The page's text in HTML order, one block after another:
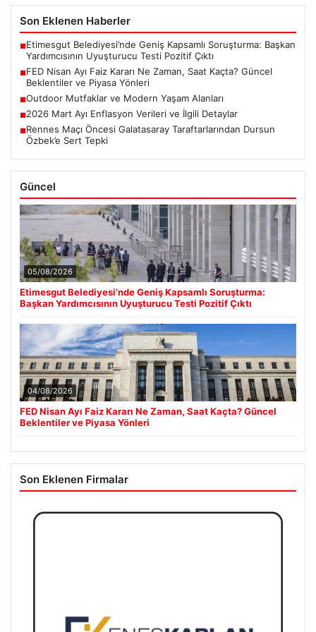
Son Eklenen Haberler
■Etimesgut Belediyesi’nde Geniş Kapsamlı Soruşturma: Başkan
Yardımcısının Uyuşturucu Testi Pozitif Çıktı
■FED Nisan Ayı Faiz Kararı Ne Zaman, Saat Kaçta? Güncel
Beklentiler ve Piyasa Yönleri
■Outdoor Mutfaklar ve Modern Yaşam Alanları
■2026 Mart Ayı Enflasyon Verileri ve İlgili Detaylar
■Rennes Maçı Öncesi Galatasaray Taraftarlarından Dursun
Özbek’e Sert Tepki
Güncel
05/08/2026
Etimesgut Belediyesi’nde Geniş Kapsamlı Soruşturma:
Başkan Yardımcısının Uyuşturucu Testi Pozitif Çıktı
04/08/2026
FED Nisan Ayı Faiz Kararı Ne Zaman, Saat Kaçta? Güncel
Beklentiler ve Piyasa Yönleri
Son Eklenen Firmalar